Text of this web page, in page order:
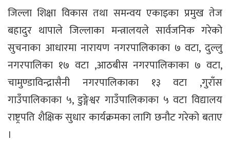
जिल्ला शिक्षा विकास तथा समन्वय एकाइका प्रमुख तेज
बहादुर थापाले जिल्लाका मन्त्रालयले सार्वजनिक गरेको
सुचनाका आधारमा नारायण नगरपालिकाका ७ वटा, दुल्लु
नगरपालिका १७ वटा ,आठबीस नगरपालिकाका ७ वटा,
चामुण्डाविन्द्रासैनी नगरपालिकाका १३ वटा ,गुराँस
गाउँपालिकाका ५, डुङ्गेश्वर गाउँपालिकाका ५ वटा विद्यालय
राष्ट्रपति शैक्षिक सुधार कार्यक्रमका लागि छनौट गरेको बताए
।